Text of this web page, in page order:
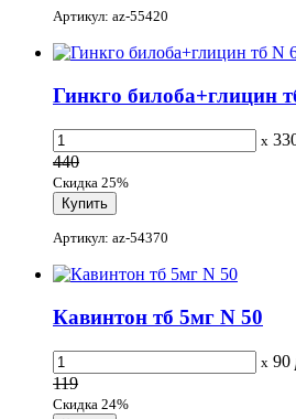
Артикул: az-55420
Гинкго билоба+глицин
x
440
Скидка 25%
Артикул: az-54370
Кавинтон тб 5мг N 50
x 90
119
Скидка 24%